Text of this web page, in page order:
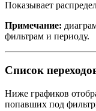
Показывает
Примечание:
фильтрам и периоду.
Список
Ниже графиков
попавших под